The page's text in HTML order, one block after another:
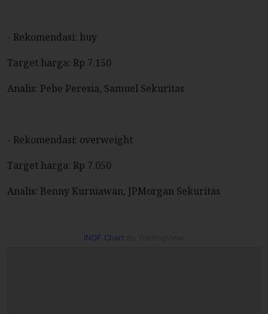
- Rekomendasi: buy
Target harga: Rp 7.150
Analis: Pebe Peresia, Samuel Sekuritas
- Rekomendasi: overweight
Target harga: Rp 7.050
Analis: Benny Kurniawan, JPMorgan Sekuritas
INDF Chart